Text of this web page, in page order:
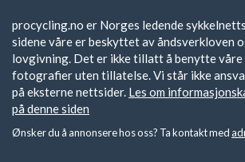
procycling.no er Norges ledende
sidene våre er beskyttet av åndsverkloven
lovgivning. Det er ikke tillatt å benytte
fotografier uten tillatelse. Vi står ikke
på eksterne nettsider. Les om
på denne siden
Ønsker du å annonsere hos oss? Ta kontakt med